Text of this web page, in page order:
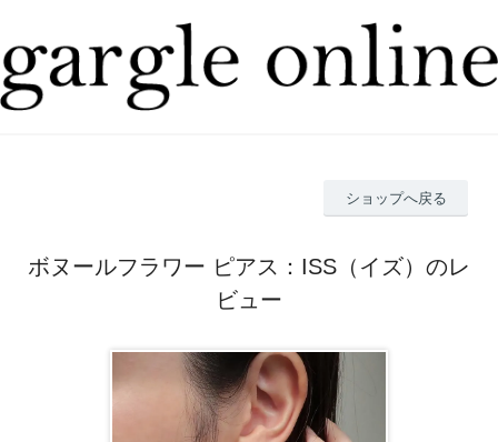
ショップへ戻る
ボヌールフラワー ピアス：ISS（イズ）のレ
ビュー